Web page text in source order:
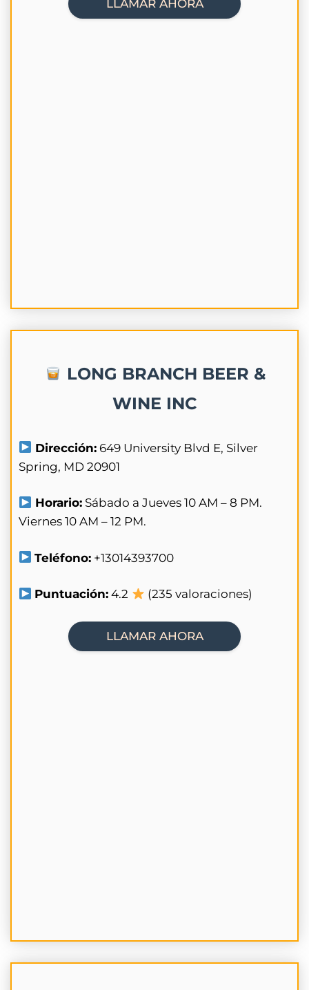
LLAMAR AHORA
LONG BRANCH BEER &
WINE INC
Dirección: 649 University Blvd E, Silver
Spring, MD 20901
Horario: Sábado a Jueves 10 AM – 8 PM.
Viernes 10 AM – 12 PM.
Teléfono: +13014393700
Puntuación: 4.2 (235 valoraciones)
LLAMAR AHORA